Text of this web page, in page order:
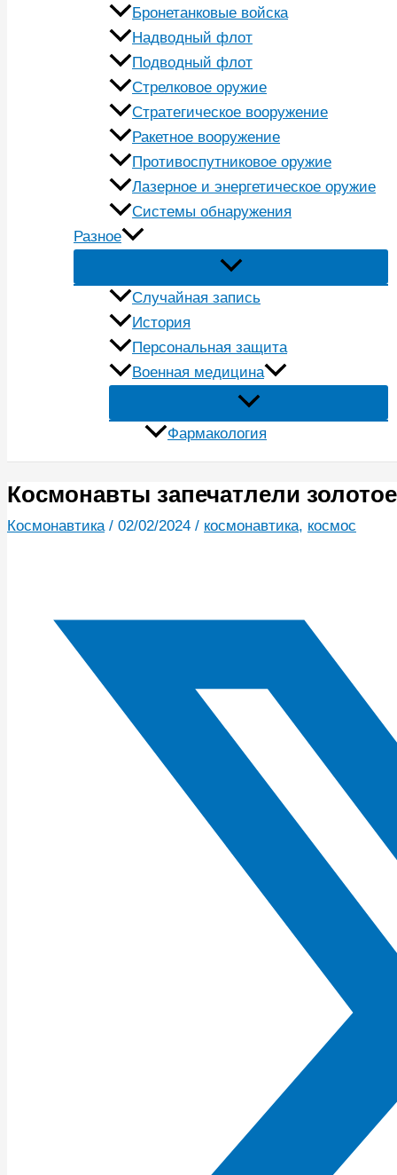
Бронетанковые войска
Надводный флот
Подводный флот
Стрелковое оружие
Стратегическое вооружение
Ракетное вооружение
Противоспутниковое оружие
Лазерное и энергетическое оружие
Системы обнаружения
Разное
Случайная запись
История
Персональная защита
Военная медицина
Фармакология
Космонавты запечатлели
Космонавтика / 02/02/2024 / космонавтика, космос